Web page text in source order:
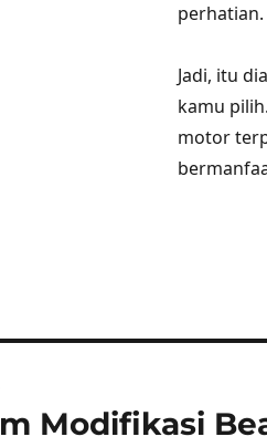
perhatian.
Jadi, itu
kamu
motor
Modifikasi